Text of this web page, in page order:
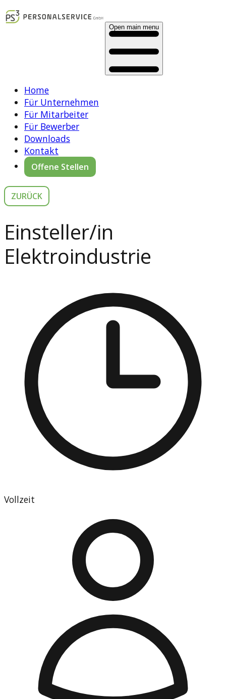
Open main menu
Home
Für Unternehmen
Für Mitarbeiter
Für Bewerber
Downloads
Kontakt
Offene Stellen
ZURÜCK
Einsteller/in
Elektroindustrie
Vollzeit